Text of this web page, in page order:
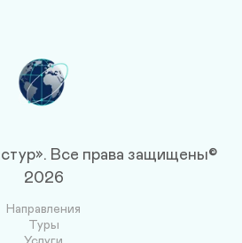
Все права защищены©
2026
Направления
Туры